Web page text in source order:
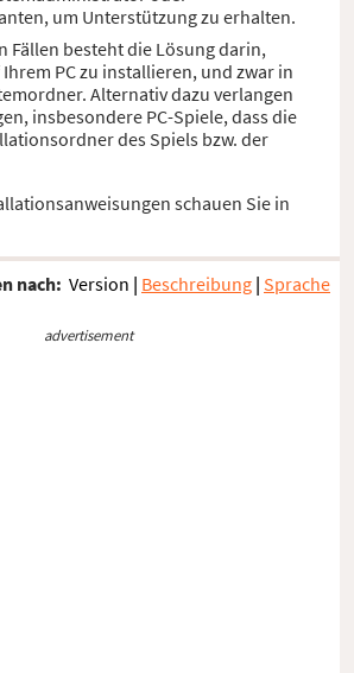
um Unterstützung zu erhalten.
Fällen besteht die Lösung darin,
PC zu installieren, und zwar in
Alternativ dazu verlangen
insbesondere PC-Spiele, dass die
des Spiels bzw. der
schauen Sie in
nach: Version | Beschreibung | Sprache
advertisement